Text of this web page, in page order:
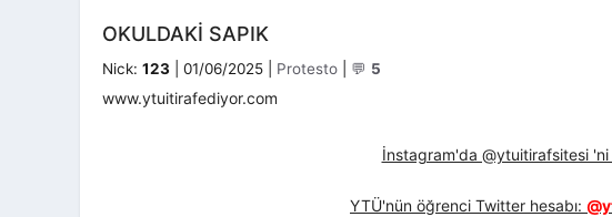
OKULDAKI SAPIK
Nick: 123 01/06/2025 Kategoriler
Protesto 💬 5
www.ytuitirafediyor.com
İnstagram'da @ytuitirafsitesi
YTÜ'nün öğrenci Twitter hesabı: